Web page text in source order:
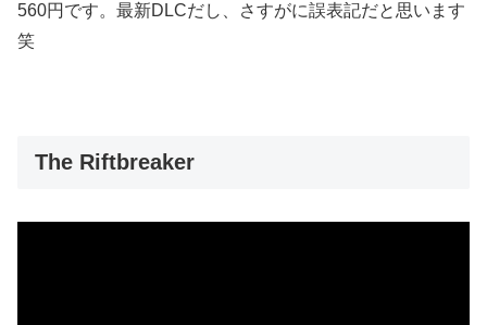
560円です。最新DLCだし、さすがに誤表記だと思います
笑
The Riftbreaker